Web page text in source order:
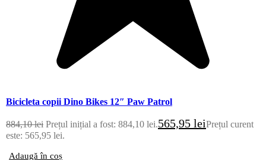
Bicicleta copii Dino Bikes 12″ Paw Patrol
884,10lei Prețul inițial a fost: 884,10 lei.565,95 leiPrețul curent
este: 565,95 lei.
Adaugă în coș